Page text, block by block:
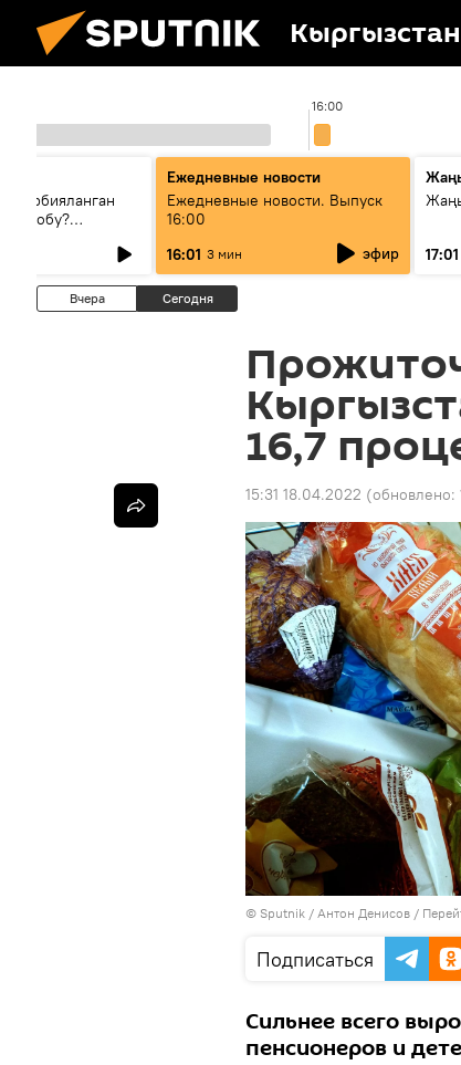
Кыргызстан
16:00
тарбияланган
болобу?
Ежедневные новости
Ежедневные новости. Выпуск
16:00
16:01 3 мин эфир 17:01
Вчера Сегодня
16,7
15:31 18.04.2022 (обновлено:
© Sputnik / Антон Денисов /
Подписаться
Сильнее всего
пенсионеров и